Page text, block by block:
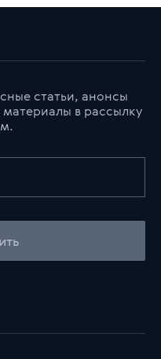
статьи, анонсы
в рассылку